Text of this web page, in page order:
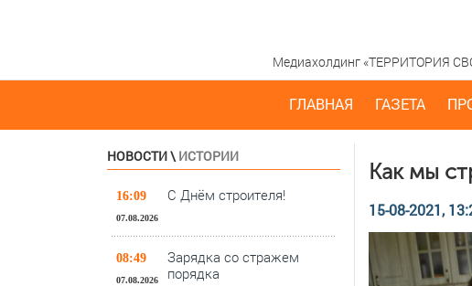
Медиахолдинг «ТЕРРИТОРИЯ
ГЛАВНАЯ ГАЗЕТА
НОВОСТИ\ ИСТОРИИ
16:09
07.08.2026
С Днём строителя!
08:49
07.08.2026
Зарядка со стражем
порядка
Как мы
15-08-2021,